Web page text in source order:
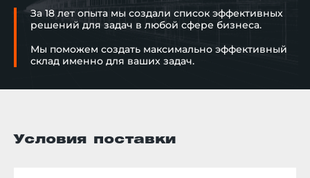
За 18 лет опыта мы создали список эффективных
решений для задач в любой сфере бизнеса.
Мы поможем создать максимально эффективный
склад именно для ваших задач.
Условия поставки